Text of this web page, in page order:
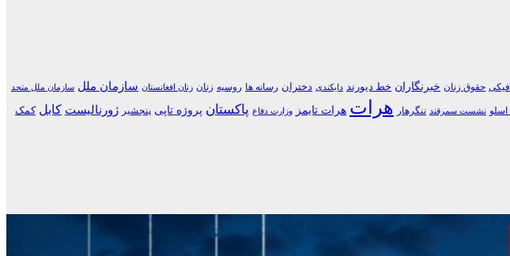
حقوق زنان خبرنگاران خط دیورند دایکندی دختران رسانه ها روسیه زنان زنان افغانستان سازمان ملل سازمان ملل متحد
نشست سمرقند ننگرهار هرات هرات تایمز وزارت دفاع پاکستان پروژه تاپی پنجشیر ژورنالیست کابل کمک